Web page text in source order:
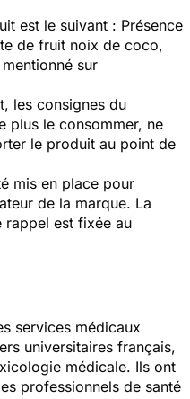
est le suivant : Présence
de fruit noix de coco,
sur
les consignes du
plus le consommer, ne
le produit au point de
mis en place pour
de la marque. La
est fixée au
services médicaux
universitaires français,
médicale. Ils ont
professionnels de santé